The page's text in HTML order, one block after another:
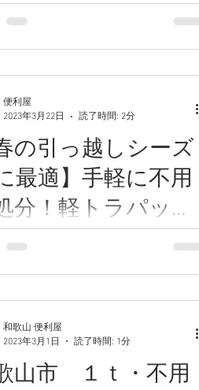
！
し後のマンションの不用品処分を
に引っ越し済みで、残されたもの
と片付けて何もない状態にするこ
希望で、引っ越し先にお客様がい
ゃるため、立ち合いなしで作業を
の引っ越しシーズ
最適】手軽に不用
分！軽トラパック
マートに片付けよ
学や高校の卒業式が行われる時期
います。また、就職や転勤に伴っ
越しをする人も多いため、不用品
ニーズが高まると言われていま
利屋和歌山でも毎年春はお客様か
便利屋
2023年3月22日
読了時間: 2分
山市 １ｔ・不用
和歌山 便利屋
2023年3月1日
読了時間: 1分